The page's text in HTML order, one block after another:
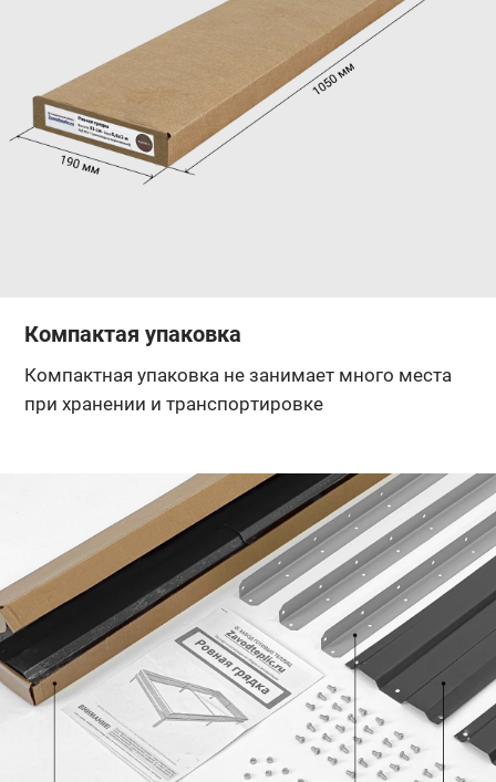
Компактая упаковка
Компактная упаковка не занимает много места
при хранении и транспортировке